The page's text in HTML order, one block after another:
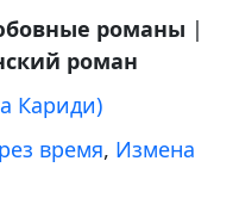
романы |
роман
Кариди)
время, Измена